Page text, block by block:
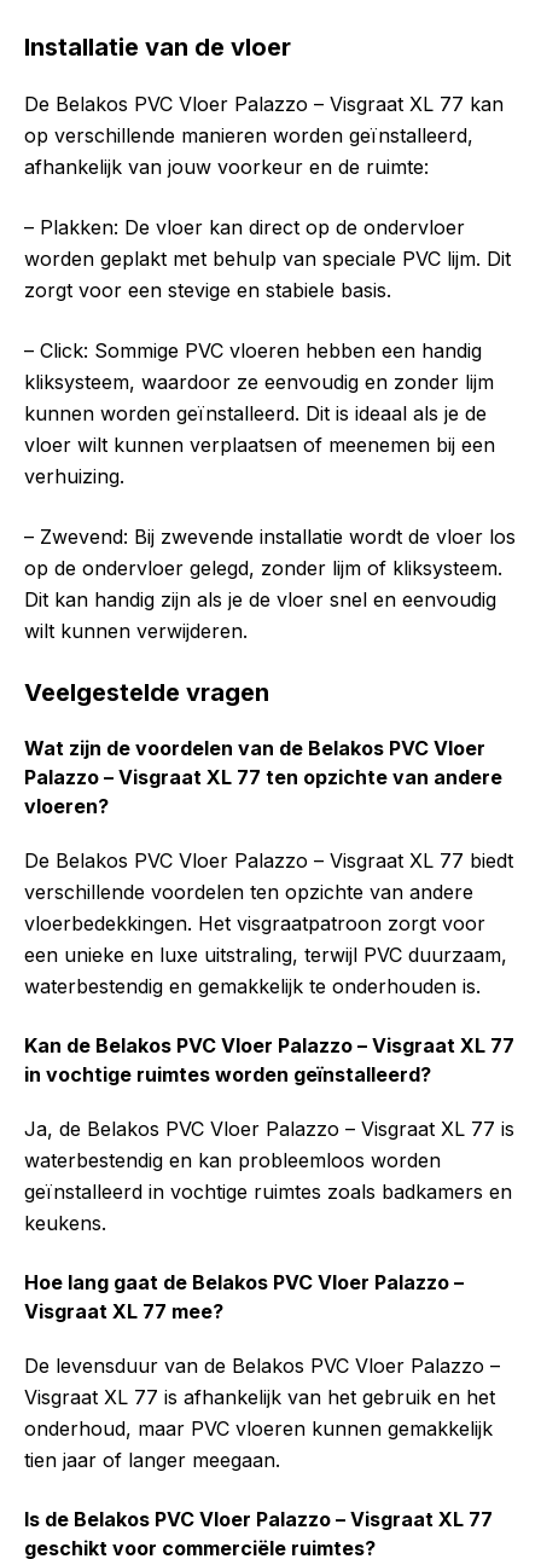
Installatie van de vloer
De Belakos PVC Vloer Palazzo – Visgraat XL 77 kan
op verschillende manieren worden geïnstalleerd,
afhankelijk van jouw voorkeur en de ruimte:
– Plakken: De vloer kan direct op de ondervloer
worden geplakt met behulp van speciale PVC lijm. Dit
zorgt voor een stevige en stabiele basis.
– Click: Sommige PVC vloeren hebben een handig
kliksysteem, waardoor ze eenvoudig en zonder lijm
kunnen worden geïnstalleerd. Dit is ideaal als je de
vloer wilt kunnen verplaatsen of meenemen bij een
verhuizing.
– Zwevend: Bij zwevende installatie wordt de vloer los
op de ondervloer gelegd, zonder lijm of kliksysteem.
Dit kan handig zijn als je de vloer snel en eenvoudig
wilt kunnen verwijderen.
Veelgestelde vragen
Wat zijn de voordelen van de Belakos PVC Vloer
Palazzo – Visgraat XL 77 ten opzichte van andere
vloeren?
De Belakos PVC Vloer Palazzo – Visgraat XL 77 biedt
verschillende voordelen ten opzichte van andere
vloerbedekkingen. Het visgraatpatroon zorgt voor
een unieke en luxe uitstraling, terwijl PVC duurzaam,
waterbestendig en gemakkelijk te onderhouden is.
Kan de Belakos PVC Vloer Palazzo – Visgraat XL 77
in vochtige ruimtes worden geïnstalleerd?
Ja, de Belakos PVC Vloer Palazzo – Visgraat XL 77 is
waterbestendig en kan probleemloos worden
geïnstalleerd in vochtige ruimtes zoals badkamers en
keukens.
Hoe lang gaat de Belakos PVC Vloer Palazzo –
Visgraat XL 77 mee?
De levensduur van de Belakos PVC Vloer Palazzo –
Visgraat XL 77 is afhankelijk van het gebruik en het
onderhoud, maar PVC vloeren kunnen gemakkelijk
tien jaar of langer meegaan.
Is de Belakos PVC Vloer Palazzo – Visgraat XL 77
geschikt voor commerciële ruimtes?